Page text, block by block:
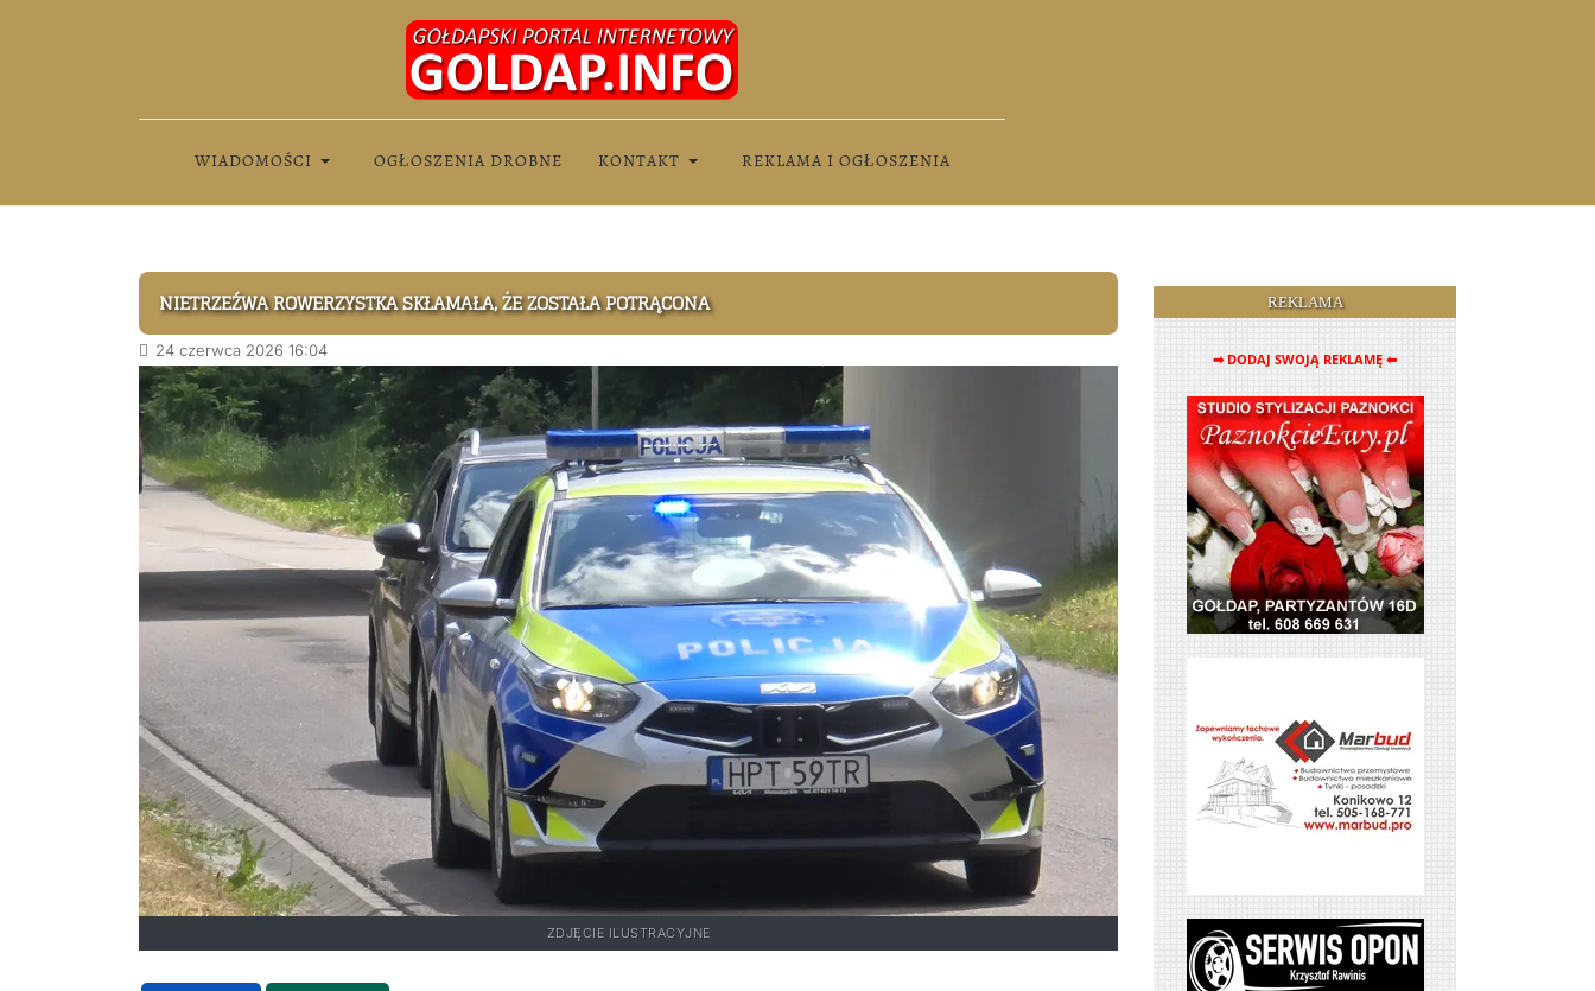
WIADOMOŚCI OGŁOSZENIA DROBNE KONTAKT REKLAMA I OGŁOSZENIA
NIETRZEŹWA ROWERZYSTKA SKŁAMAŁA, ŻE ZOSTAŁA POTRĄCONA
24 czerwca 2026 16:04
ZDJĘCIE ILUSTRACYJNE
REKLAMA
➡ DODAJ SWOJĄ REKLAMĘ ⬅